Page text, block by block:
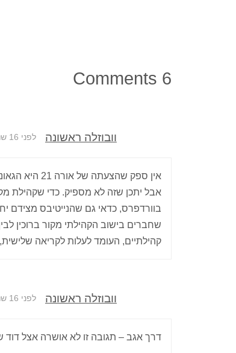
6 Comments
וובוזלה ראשונה לפני 16 שנים
אין ספק
אבל יתכן שזה לא מספיק. כדי שקהילת
בוורדפרס, כדאי גם שהנייטיבס מצידם
שחברים בישוב הקהילתי מקור ברוכין
קהילתיים, העומד לעלות לקריאה
וובוזלה ראשונה לפני 16 שנים
דרך אגב – תגובה זו לא אושרה אצל דוד